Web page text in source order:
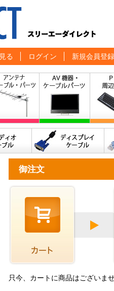
る ログイン 新規会員登録
御注文
只今、カートに商品はございま